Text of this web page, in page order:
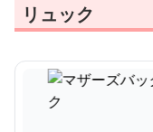
リュック